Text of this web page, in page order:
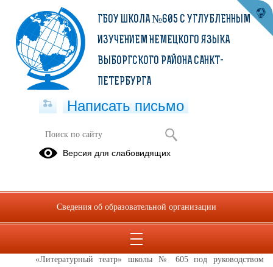
«Театральный диалог»
13 апреля 2024 года в Клубе «Выборгская сторона» состоялась
торжественная церемония награждения Открытого театрального
проводился в нашем районе, в нем участвовало 36 постановок
детских театров, работающих на базах детских садов и школ.
«Литературный театр» школы № 605 под руководством
ГБОУ ШКОЛА №605 С УГЛУБЛЕННЫМ
ИЗУЧЕНИЕМ НЕМЕЦКОГО ЯЗЫКА
ВЫБОРГСКОГО РАЙОНА САНКТ-
ПЕТЕРБУРГА
Написать письмо
Версия для слабовидящих
Сведения об образовательной организации